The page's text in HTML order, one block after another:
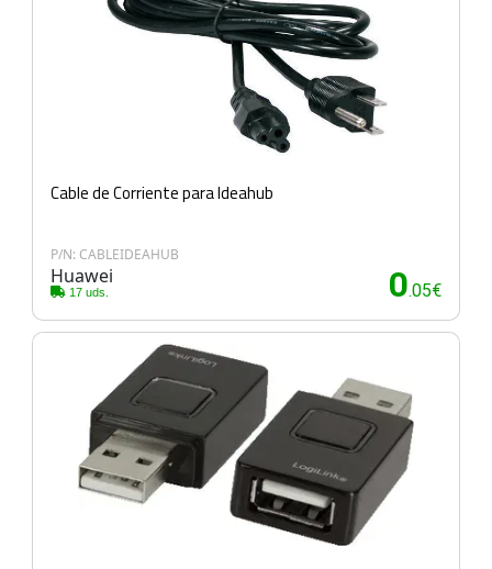
Cable de Corriente para Ideahub
P/N: CABLEIDEAHUB
Huawei
17 uds. 0.05€